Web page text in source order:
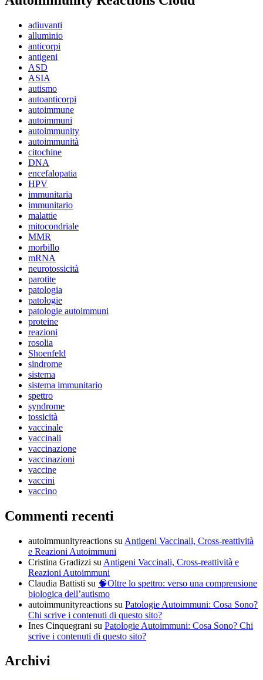
adiuvanti
alluminio
anticorpi
antigeni
ASD
ASIA
autismo
autoanticorpi
autoimmune
autoimmuni
autoimmunity
autoimmunità
citochine
DNA
encefalopatia
HPV
immunitaria
immunitario
malattie
mitocondriale
MMR
morbillo
mRNA
neurotossicità
parotite
patologia
patologie
patologie autoimmuni
proteine
reazioni
rosolia
Shoenfeld
sindrome
sistema
sistema immunitario
spettro
syndrome
tossicità
vaccinale
vaccinali
vaccinazione
vaccinazioni
vaccine
vaccini
vaccino
Commenti recenti
autoimmunityreactions su Antigeni Vaccinali, Cross-reattività
e Reazioni Autoimmuni
Cristina Gradizzi su Antigeni Vaccinali, Cross-reattività e
Reazioni Autoimmuni
Claudia Battisti su 🧠Oltre lo spettro: verso una comprensione
biologica dell’autismo
autoimmunityreactions su Patologie Autoimmuni: Cosa Sono?
Chi scrive i contenuti di questo sito?
Ines Cinquegrani su Patologie Autoimmuni: Cosa Sono? Chi
scrive i contenuti di questo sito?
Archivi